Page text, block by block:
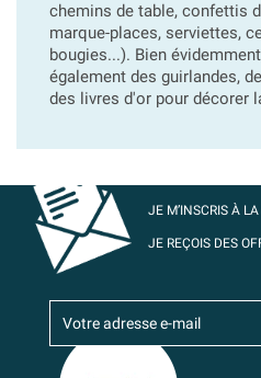
chemins de table, confettis
marque-places, serviettes,
bougies...). Bien
également des guirlandes,
des livres d'or pour décorer
JE M’INSCRIS À LA
JE REÇOIS DES